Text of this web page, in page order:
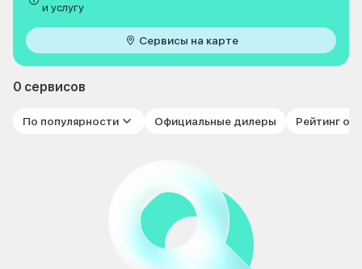
и услугу
Сервисы на карте
0 сервисов
По популярности Официальные дилеры Рейтинг